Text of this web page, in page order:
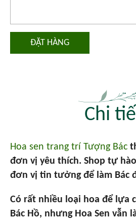
ĐẶT HÀNG
Chi
Hoa sen trang trí Tượng Bác
đơn vị yêu thích. Shop tự
đơn vị tin tưởng để làm Bác
Có rất nhiều loại hoa để lựa
Bác Hồ, nhưng Hoa Sen vẫn